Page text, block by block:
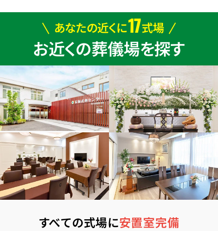
あなたの近くに17式場
お近くの葬儀場を探す
すべての式場に安置室完備